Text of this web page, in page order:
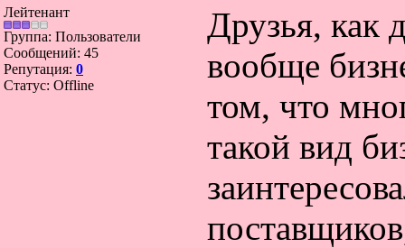
Лейтенант
Группа: Пользователи
Сообщений: 45
Репутация: 0
Статус: Offline
Друзья, как
вообще
том, что
такой вид